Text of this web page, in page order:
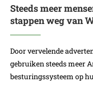
Steeds meer
stappen weg van
Door vervelende
gebruiken steeds meer
besturingssysteem op